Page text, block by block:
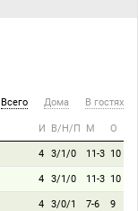
Всего Дома В гостях
И В/Н/П М О
4 3/1/0 11-3 10
4 3/1/0 11-3 10
4 3/0/1 7-6 9